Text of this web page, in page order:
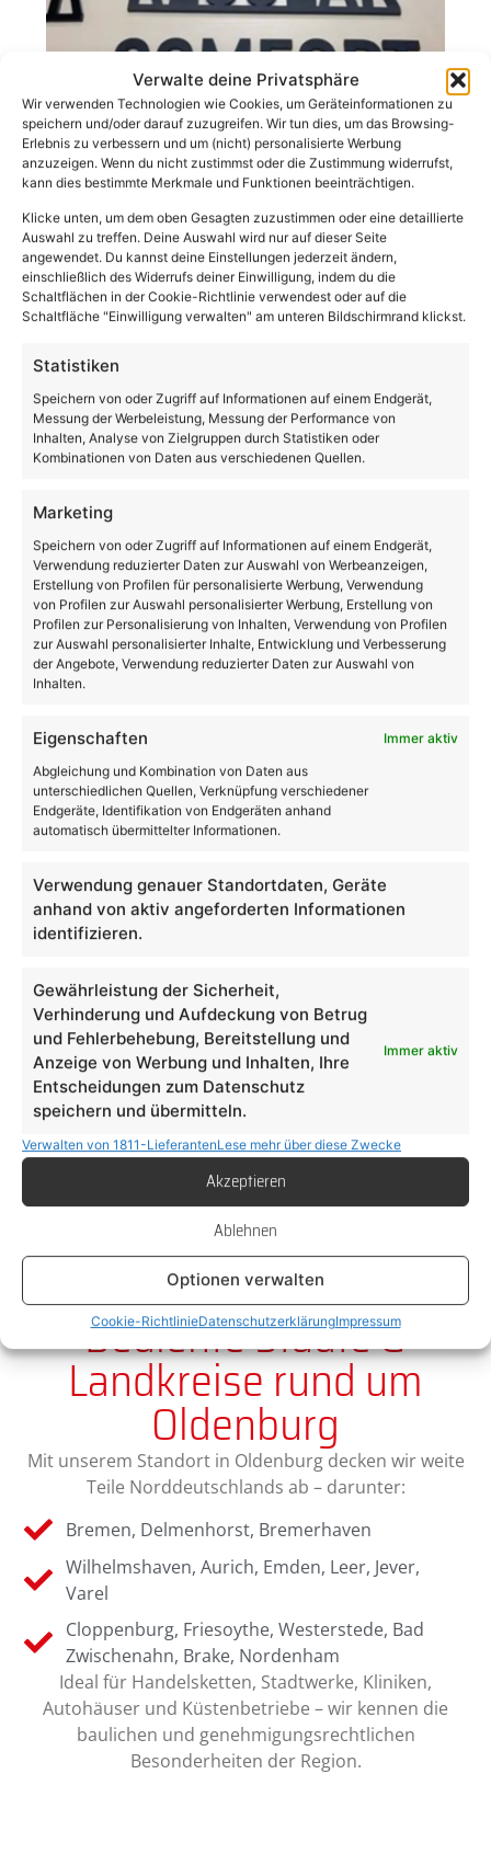
Verwalte deine Privatsphäre
Wir verwenden Technologien wie Cookies, um Geräteinformationen zu
speichern und/oder darauf zuzugreifen. Wir tun dies, um das Browsing-
Erlebnis zu verbessern und um (nicht) personalisierte Werbung
anzuzeigen. Wenn du nicht zustimmst oder die Zustimmung widerrufst,
kann dies bestimmte Merkmale und Funktionen beeinträchtigen.
Klicke unten, um dem oben Gesagten zuzustimmen oder eine detaillierte
Auswahl zu treffen. Deine Auswahl wird nur auf dieser Seite
angewendet. Du kannst deine Einstellungen jederzeit ändern,
einschließlich des Widerrufs deiner Einwilligung, indem du die
Schaltflächen in der Cookie-Richtlinie verwendest oder auf die
Schaltfläche "Einwilligung verwalten" am unteren Bildschirmrand klickst.
Statistiken
Speichern von oder Zugriff auf Informationen auf einem Endgerät,
Messung der Werbeleistung, Messung der Performance von
Inhalten, Analyse von Zielgruppen durch Statistiken oder
Kombinationen von Daten aus verschiedenen Quellen.
Marketing
Speichern von oder Zugriff auf Informationen auf einem Endgerät,
Verwendung reduzierter Daten zur Auswahl von Werbeanzeigen,
Erstellung von Profilen für personalisierte Werbung, Verwendung
von Profilen zur Auswahl personalisierter Werbung, Erstellung von
Profilen zur Personalisierung von Inhalten, Verwendung von Profilen
zur Auswahl personalisierter Inhalte, Entwicklung und Verbesserung
der Angebote, Verwendung reduzierter Daten zur Auswahl von
Inhalten.
Eigenschaften
Immer aktiv
Abgleichung und Kombination von Daten aus
unterschiedlichen Quellen, Verknüpfung verschiedener
Endgeräte, Identifikation von Endgeräten anhand
automatisch übermittelter Informationen.
Verwendung genauer Standortdaten, Geräte
anhand von aktiv angeforderten Informationen
identifizieren.
Gewährleistung der Sicherheit,
Verhinderung und Aufdeckung von Betrug
und Fehlerbehebung, Bereitstellung und
Anzeige von Werbung und Inhalten, Ihre
Entscheidungen zum Datenschutz
speichern und übermitteln.
Immer aktiv
Verwalten von 1811-LieferantenLese mehr über diese Zwecke
Akzeptieren
Ablehnen
Optionen verwalten
Cookie-RichtlinieDatenschutzerklärungImpressum
Werbesysteme
Leitsysteme für Häfen, Innenstädte und
öffentliche Einrichtungen.
LED Produkte
Niedersachsen – zuverlässig & sofort lieferbar.
Warum Light & Sign in
Oldenburg?
Erfahrung mit wind- & wetterfesten Montagen
Salznebel- und UV-beständige Materialien
Reaktionsschnell – täglich im
Direkte Ansprechpartner vor Ort für Gewerbe,
Kommune & Reseller
Spezialisierte Montageteams mit Höhen- &
Elektroqualifikation
Jetzt Anfrage starten
Bediente Städte &
Landkreise rund um
Oldenburg
Mit unserem Standort in Oldenburg decken wir weite
Teile Norddeutschlands ab – darunter:
Bremen, Delmenhorst, Bremerhaven
Wilhelmshaven, Aurich, Emden, Leer, Jever,
Varel
Cloppenburg, Friesoythe, Westerstede, Bad
Zwischenahn, Brake, Nordenham
Ideal für Handelsketten, Stadtwerke, Kliniken,
Autohäuser und Küstenbetriebe – wir kennen die
baulichen und genehmigungsrechtlichen
Besonderheiten der Region.